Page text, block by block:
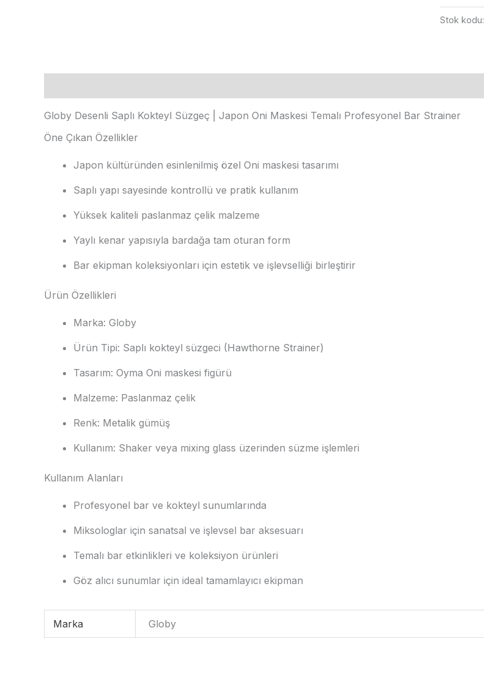
Kokteyl
Stok kodu:
Globy Desenli Saplı Kokteyl Süzgeç | Japon Oni Maskesi Temalı Profesyonel Bar Strainer
Öne Çıkan Özellikler
Japon kültüründen esinlenilmiş özel Oni maskesi tasarımı
Saplı yapı sayesinde kontrollü ve pratik kullanım
Yüksek kaliteli paslanmaz çelik malzeme
Yaylı kenar yapısıyla bardağa tam oturan form
Bar ekipman koleksiyonları için estetik ve işlevselliği birleştirir
Ürün Özellikleri
Marka: Globy
Ürün Tipi: Saplı kokteyl süzgeci (Hawthorne Strainer)
Tasarım: Oyma Oni maskesi figürü
Malzeme: Paslanmaz çelik
Renk: Metalik gümüş
Kullanım: Shaker veya mixing glass üzerinden süzme işlemleri
Kullanım Alanları
Profesyonel bar ve kokteyl sunumlarında
Miksologlar için sanatsal ve işlevsel bar aksesuarı
Temalı bar etkinlikleri ve koleksiyon ürünleri
Göz alıcı sunumlar için ideal tamamlayıcı ekipman
Marka Globy